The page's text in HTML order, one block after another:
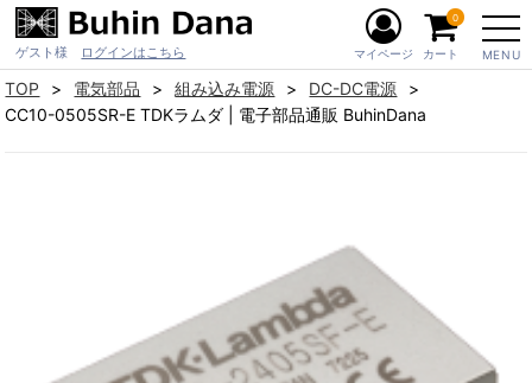
ゲスト様 ログインはこちら MENU
マイページ カート
0
TOP 電気部品 組み込み電源
DC-DC電源
CC10-0505SR-E TDKラムダ | 電子部品通販 BuhinDana